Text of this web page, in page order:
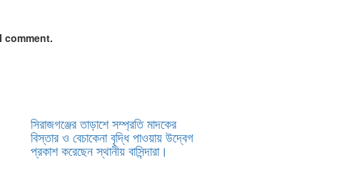
comment.
সিরাজগঞ্জের তাড়াশে সম্প্রতি মাদকের
বিস্তার ও বেচাকেনা বৃদ্ধি পাওয়ায় উদ্বেগ
প্রকাশ করেছেন স্থানীয় বাসিন্দারা।